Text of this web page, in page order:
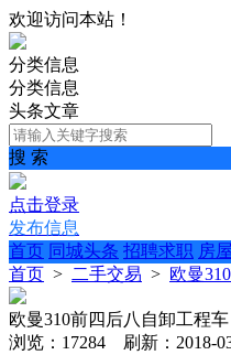
欢迎访问本站！
分类信息
分类信息
头条文章
搜 索
点击登录
发布信息
首页 同城头条 招聘求职 房
首页 > 二手交易 > 欧曼
欧曼310前四后八自卸工程
浏览：17284 刷新：2018-